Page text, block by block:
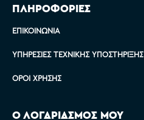
ΠΛΗΡΟΦΟΡΙΕΣ
ΕΠΙΚΟΙΝΩΝΊΑ
ΥΠΗΡΕΣΊΕΣ ΤΕΧΝΙΚΉΣ ΥΠΟΣΤΉΡΙΞΗΣ
ΌΡΟΙ ΧΡΉΣΗΣ
Ο ΛΟΓΑΡΙΑΣΜΟΣ ΜΟΥ